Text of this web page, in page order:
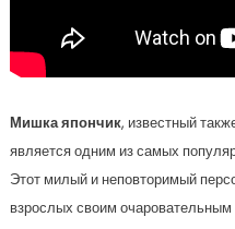
Мишка япончик, известный
является одним из самых
Этот милый и неповторимый
взрослых своим